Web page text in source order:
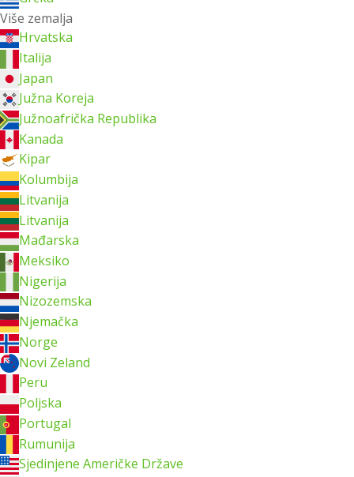
Više zemalja
Hrvatska
Italija
Japan
Južna Koreja
Južnoafrička Republika
Kanada
Kipar
Kolumbija
Litvanija
Litvanija
Mađarska
Meksiko
Nigerija
Nizozemska
Njemačka
Norge
Novi Zeland
Peru
Poljska
Portugal
Rumunija
Sjedinjene Američke Države